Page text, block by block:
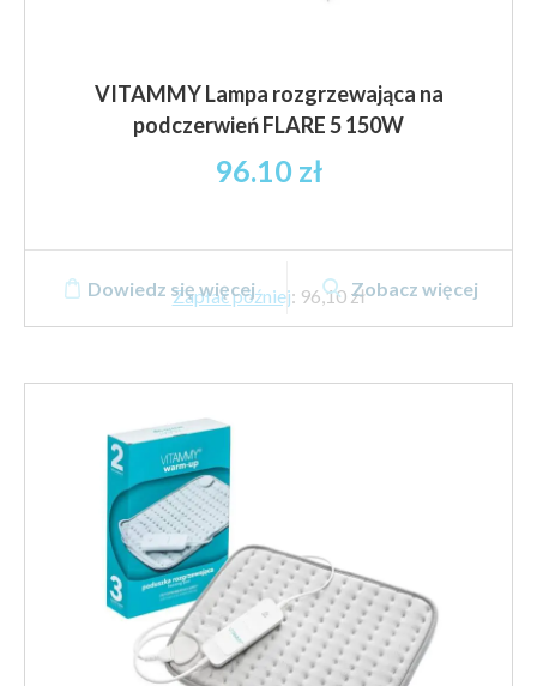
VITAMMY Lampa rozgrzewająca na
podczerwień FLARE 5 150W
96.10 zł
Zapłać później: 96,10 zł
Dowiedz się więcej Zobacz więcej